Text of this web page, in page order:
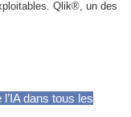
Qlik®, un des
dans tous les